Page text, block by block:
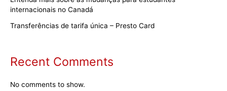
internacionais no Canadá
Transferências de tarifa única – Presto Card
Recent Comments
No comments to show.